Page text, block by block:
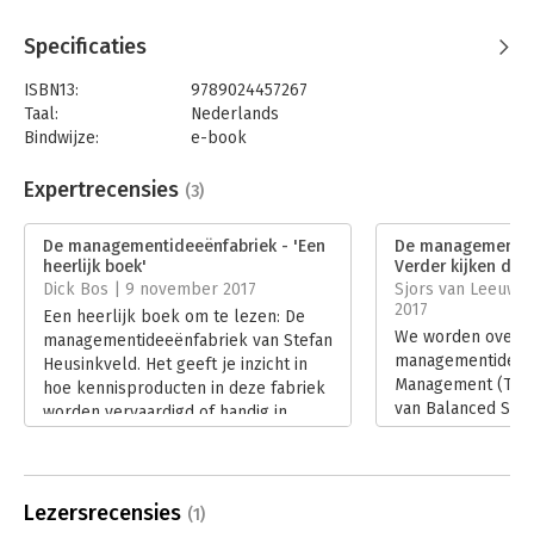
het ontstaan van managementideeën zich door een zeldzame
spitsvondigheid. Het simpele gegeven dat die ideeën ergens
bedacht worden, is daarbij het uitgangspunt. Iedere
bestuurder, manager, adviseur of zelfs politicus zou dit boek
moeten lezen.' – René ten Bos, Denker des Vaderlands
Specificaties
ISBN13:
9789024457267
Taal:
Nederlands
Bindwijze:
e-book
Bestandsformaat:
epub
Uitgever:
Boom
Druk:
1
Verschijningsdatum:
24-2-2023
Hoofdrubriek: Algemeen management
Expertrecensies (3)
De managementideeënfabriek - 'Een
heerlijk boek'
Dick Bos | 9 november 2017
Een heerlijk boek om te lezen: De
managementideeënfabriek van Stefan
Heusinkveld. Het geeft je inzicht in
hoe kennisproducten in deze fabriek
worden vervaardigd of handig in
De
Verder kijken
Sjors van
2017
We worden
Management
van Balanced
Agile en van
Maatschappelijk
Lezersrecensies (1)